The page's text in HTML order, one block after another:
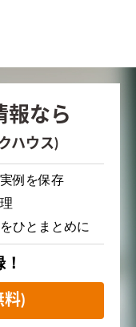
報なら
ハウス)
例を保存
ひとまとめに
料)